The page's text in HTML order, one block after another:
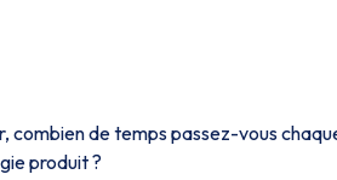
de temps passez-vous
produit ?